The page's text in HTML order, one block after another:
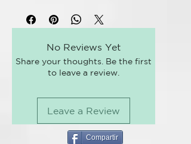
efecto limpiador y peeling suave
La esponja tiene poros pequeños,
piel. La esponja natural tampoco
contiene alérgenos ni fragancias,
por lo que es ideal para pieles
sensibles y alérgicas. La esponja
No Reviews Yet
Share your thoughts. Be the first
to leave a review.
Leave a Review
Compartir